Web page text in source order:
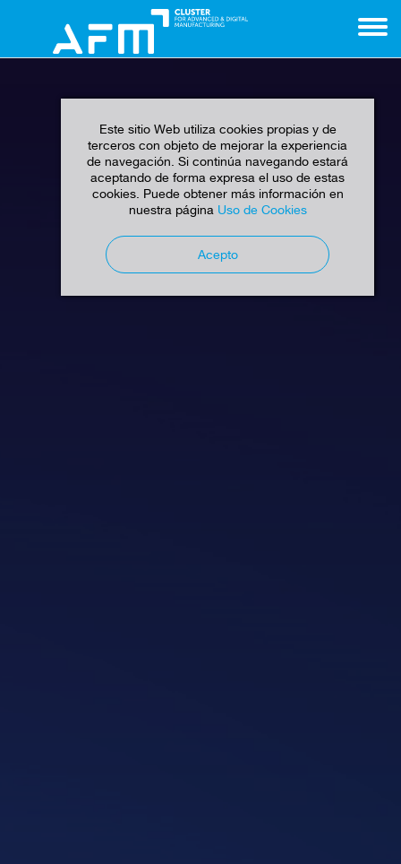
Este sitio Web utiliza cookies propias y de
terceros con objeto de mejorar la experiencia
de navegación. Si continúa navegando estará
aceptando de forma expresa el uso de estas
cookies. Puede obtener más información en
nuestra página Uso de Cookies
Acepto